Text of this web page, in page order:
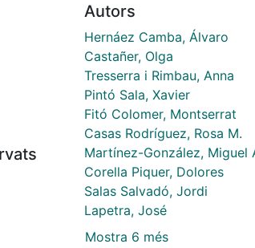
Autors
Hernáez Camba, Álvaro
Castañer, Olga
Tresserra i Rimbau, Anna
Pintó Sala, Xavier
Fitó Colomer, Montserrat
Casas Rodríguez, Rosa M.
Martínez-González, Miguel
Corella Piquer, Dolores
Salas Salvadó, Jordi
Lapetra, José
Mostra 6 més